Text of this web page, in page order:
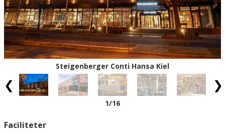
Steigenberger Conti Hansa Kiel
1/16
Faciliteter